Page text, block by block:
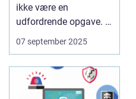
ikke være en
udfordrende opgave. I
en...
07 september 2025